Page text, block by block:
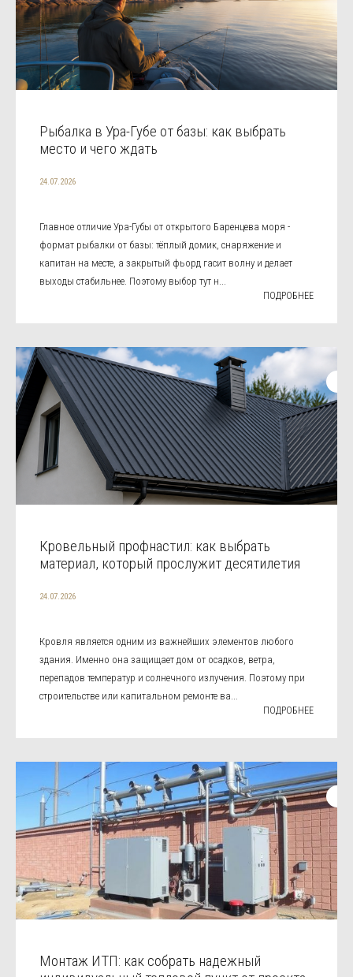
Рыбалка в Ура-Губе от базы: как выбрать
место и чего ждать
24.07.2026
Главное отличие Ура-Губы от открытого Баренцева моря -
формат рыбалки от базы: тёплый домик, снаряжение и
капитан на месте, а закрытый фьорд гасит волну и делает
выходы стабильнее. Поэтому выбор тут н...
ПОДРОБНЕЕ
Кровельный профнастил: как выбрать
материал, который прослужит десятилетия
24.07.2026
Кровля является одним из важнейших элементов любого
здания. Именно она защищает дом от осадков, ветра,
перепадов температур и солнечного излучения. Поэтому при
строительстве или капитальном ремонте ва...
ПОДРОБНЕЕ
Монтаж ИТП: как собрать надежный